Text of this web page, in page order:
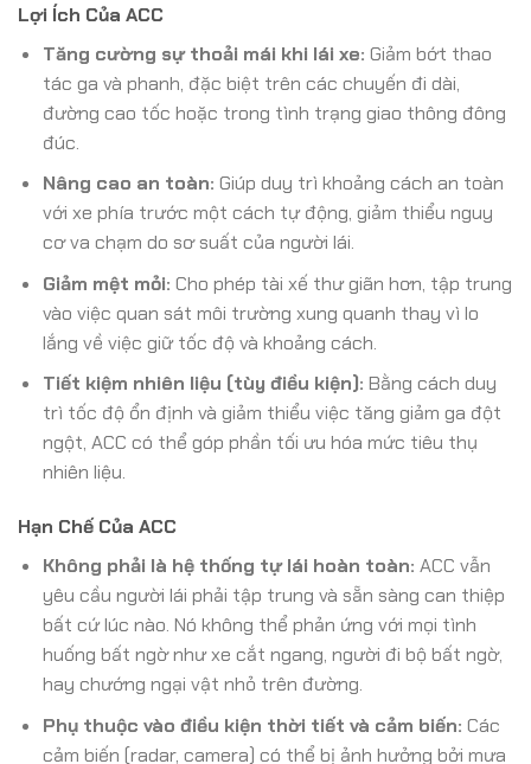
Lợi Ích Của ACC
Tăng cường sự thoải mái khi lái xe: Giảm bớt thao
tác ga và phanh, đặc biệt trên các chuyến đi dài,
đường cao tốc hoặc trong tình trạng giao thông đông
đúc.
Nâng cao an toàn: Giúp duy trì khoảng cách an toàn
với xe phía trước một cách tự động, giảm thiểu nguy
cơ va chạm do sơ suất của người lái.
Giảm mệt mỏi: Cho phép tài xế thư giãn hơn, tập trung
vào việc quan sát môi trường xung quanh thay vì lo
lắng về việc giữ tốc độ và khoảng cách.
Tiết kiệm nhiên liệu (tùy điều kiện): Bằng cách duy
trì tốc độ ổn định và giảm thiểu việc tăng giảm ga đột
ngột, ACC có thể góp phần tối ưu hóa mức tiêu thụ
nhiên liệu.
Hạn Chế Của ACC
Không phải là hệ thống tự lái hoàn toàn: ACC vẫn
yêu cầu người lái phải tập trung và sẵn sàng can thiệp
bất cứ lúc nào. Nó không thể phản ứng với mọi tình
huống bất ngờ như xe cắt ngang, người đi bộ bất ngờ,
hay chướng ngại vật nhỏ trên đường.
Phụ thuộc vào điều kiện thời tiết và cảm biến: Các
cảm biến (radar, camera) có thể bị ảnh hưởng bởi mưa